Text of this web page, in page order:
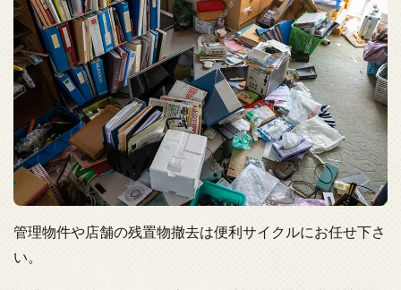
管理物件や店舗の残置物撤去は便利サイクルにお任せ下さ
い。